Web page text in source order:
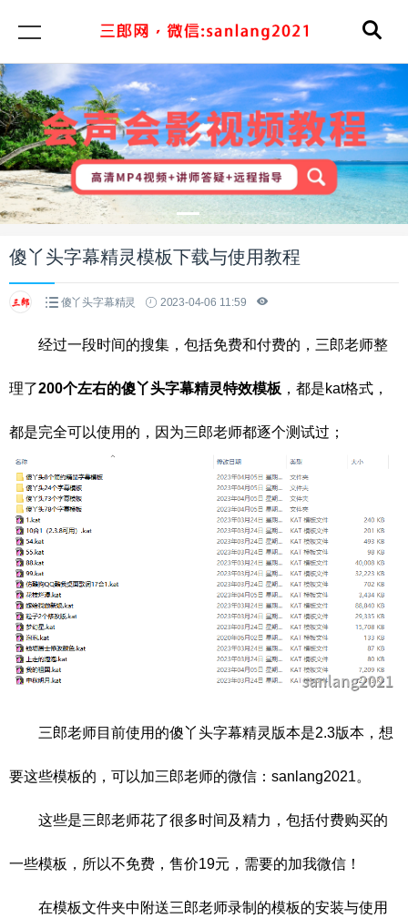
傻丫头字幕精灵模板下载与使用教程
傻丫头字幕精灵 2023-04-06 11:59
经过一段时间的搜集，包括免费和付费的，三郎老师整
理了200个左右的傻丫头字幕精灵特效模板 ，都是kat格式，
都是完全可以使用的，因为三郎老师都逐个测试过；
三郎老师目前使用的傻丫头字幕精灵版本是2.3版本，想
要这些模板的，可以加三郎老师的微信：sanlang2021。
这些是三郎老师花了很多时间及精力，包括付费购买的
一些模板，所以不免费，售价19元，需要的加我微信！
在模板文件夹中附送三郎老师录制的模板的安装与使用